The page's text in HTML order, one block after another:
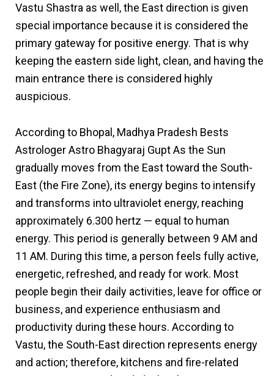
Vastu Shastra as well, the East direction is given
special importance because it is considered the
primary gateway for positive energy. That is why
keeping the eastern side light, clean, and having the
main entrance there is considered highly
auspicious.
According to Bhopal, Madhya Pradesh Bests
Astrologer Astro Bhagyaraj GuptAs the Sun
gradually moves from the East toward the South-
East (the Fire Zone), its energy begins to intensify
and transforms into ultraviolet energy, reaching
approximately 6.300 hertz — equal to human
energy. This period is generally between 9 AM and
11 AM. During this time, a person feels fully active,
energetic, refreshed, and ready for work. Most
people begin their daily activities, leave for office or
business, and experience enthusiasm and
productivity during these hours. According to
Vastu, the South-East direction represents energy
and action; therefore, kitchens and fire-related